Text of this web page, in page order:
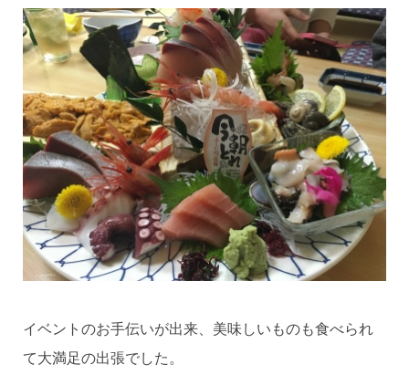
イベントのお手伝いが出来、美味しいものも食べられ
て大満足の出張でした。